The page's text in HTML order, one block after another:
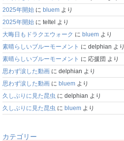
2025年開始 に bluem より
2025年開始 に teltel より
大晦日もドラクエウォーク に bluem より
素晴らしいブルーモーメント に delphian より
素晴らしいブルーモーメント に 応援団 より
思わず涙した動画 に delphian より
思わず涙した動画 に bluem より
久しぶりに見た昆虫 に delphian より
久しぶりに見た昆虫 に bluem より
カテゴリー